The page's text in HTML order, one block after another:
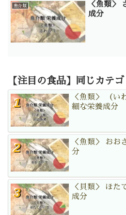
魚介類
＜魚類＞
成分
【注目の食品】同じカテゴ
＜魚類＞ （い
細な栄養成分
＜魚類＞ おお
分
＜貝類＞ ほた
成分